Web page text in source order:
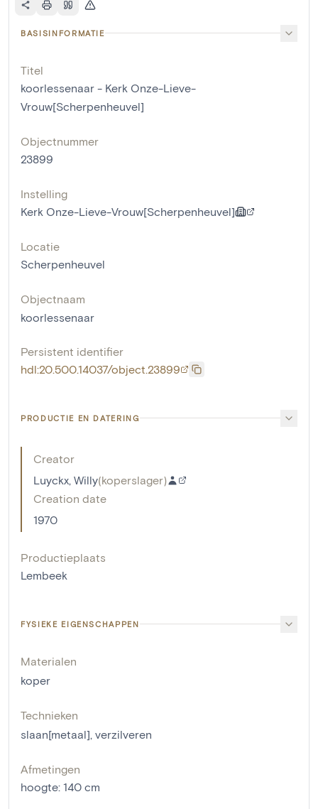
BASISINFORMATIE
Titel
koorlessenaar - Kerk Onze-Lieve-
Vrouw[Scherpenheuvel]
Objectnummer
23899
Instelling
Kerk Onze-Lieve-Vrouw[Scherpenheuvel]
Locatie
Scherpenheuvel
Objectnaam
koorlessenaar
Persistent identifier
hdl:20.500.14037/object.23899
PRODUCTIE EN DATERING
Creator
Luyckx, Willy(koperslager)
Creation date
1970
Productieplaats
Lembeek
FYSIEKE EIGENSCHAPPEN
Materialen
koper
Technieken
slaan[metaal] verzilveren
Afmetingen
hoogte: 140 cm